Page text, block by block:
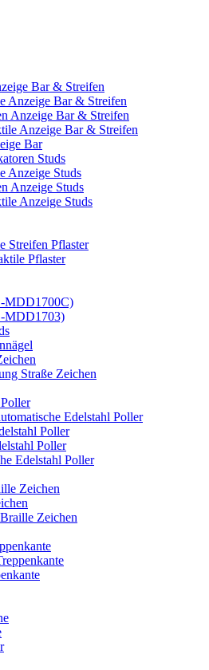
Bar & Streifen
Anzeige Bar & Streifen
Anzeige Bar & Streifen
Anzeige Bar & Streifen
Bar
Studs
Anzeige Studs
Anzeige Studs
Anzeige Studs
Streifen Pflaster
Pflaster
MDD1700C)
MDD1703)
Straße Zeichen
Edelstahl Poller
Poller
Poller
Edelstahl Poller
Zeichen
Zeichen